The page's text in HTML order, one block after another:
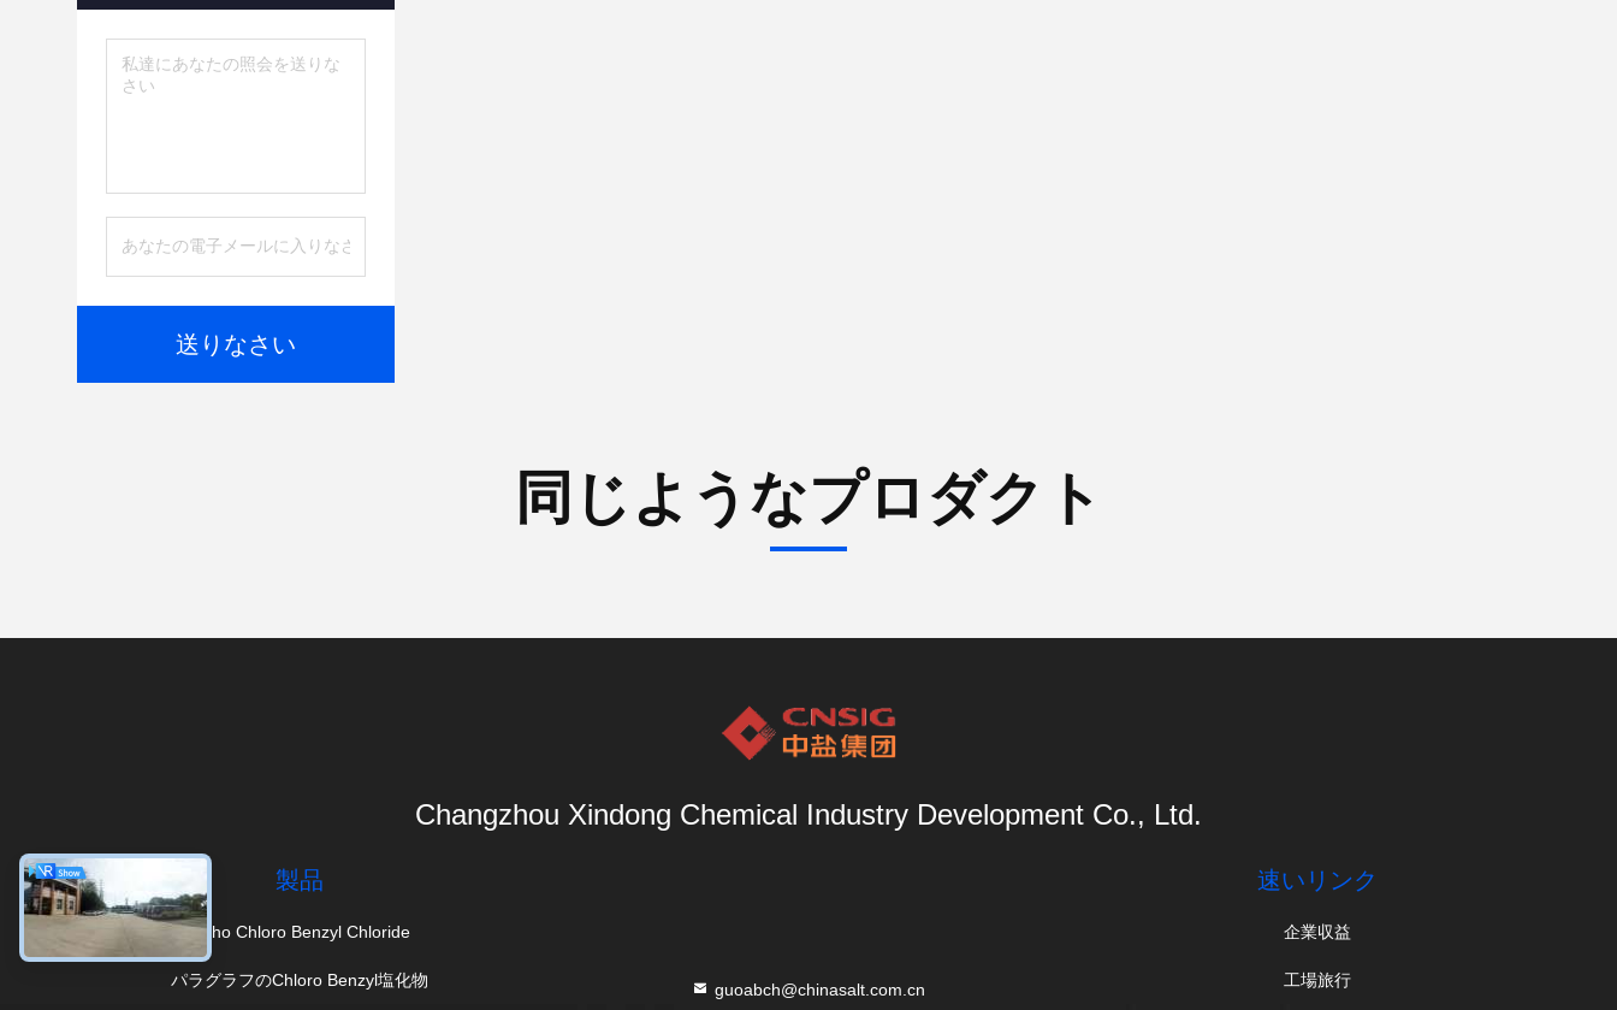
送りなさい
同じようなプロダクト
Changzhou Xindong Chemical Industry Development Co., Ltd.
製品
Ortho Chloro Benzyl Chloride
パラグラフのChloro Benzyl塩化物 guoabch@chinasalt.com.cn
速いリンク
企業収益
工場旅行